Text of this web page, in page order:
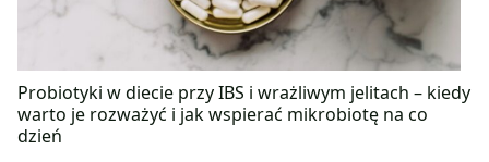
Probiotyki w diecie przy IBS i wrażliwym jelitach – kiedy
warto je rozważyć i jak wspierać mikrobiotę na co
dzień